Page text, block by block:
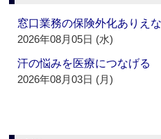
窓口業務の保険外化ありえ
2026年08月05日 (水)
汗の悩みを医療につなげる
2026年08月03日 (月)